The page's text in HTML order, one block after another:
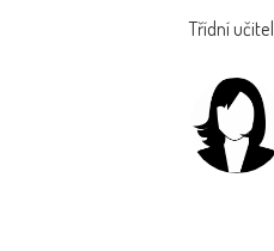
Třídní učitel